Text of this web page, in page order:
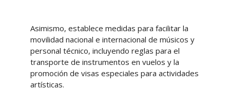
Asimismo, establece medidas para facilitar la
movilidad nacional e internacional de músicos y
personal técnico, incluyendo reglas para el
transporte de instrumentos en vuelos y la
promoción de visas especiales para actividades
artísticas.